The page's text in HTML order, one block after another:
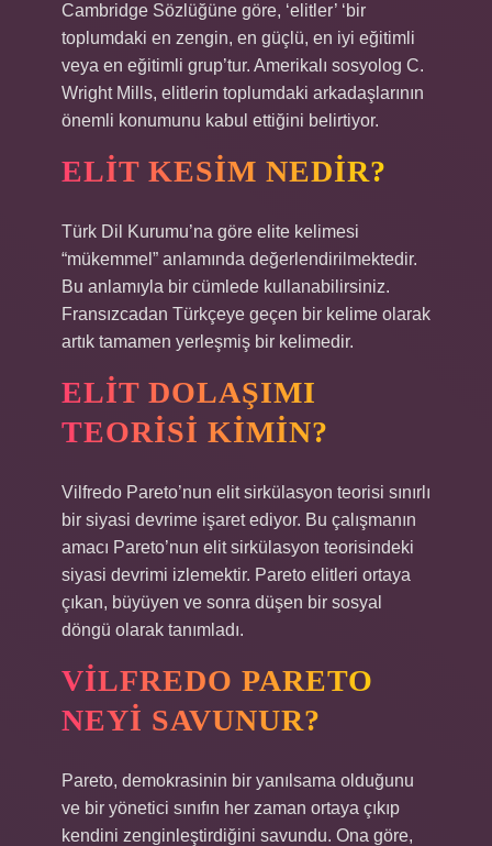
Cambridge Sözlüğüne göre, ‘elitler’ ‘bir
toplumdaki en zengin, en güçlü, en iyi eğitimli
veya en eğitimli grup’tur. Amerikalı sosyolog C.
Wright Mills, elitlerin toplumdaki arkadaşlarının
önemli konumunu kabul ettiğini belirtiyor.
ELIT KESIM NEDIR?
Türk Dil Kurumu’na göre elite kelimesi
“mükemmel” anlamında değerlendirilmektedir.
Bu anlamıyla bir cümlede kullanabilirsiniz.
Fransızcadan Türkçeye geçen bir kelime olarak
artık tamamen yerleşmiş bir kelimedir.
ELIT DOLAŞIMI
TEORISI KIMIN?
Vilfredo Pareto’nun elit sirkülasyon teorisi sınırlı
bir siyasi devrime işaret ediyor. Bu çalışmanın
amacı Pareto’nun elit sirkülasyon teorisindeki
siyasi devrimi izlemektir. Pareto elitleri ortaya
çıkan, büyüyen ve sonra düşen bir sosyal
döngü olarak tanımladı.
VILFREDO PARETO
NEYI SAVUNUR?
Pareto, demokrasinin bir yanılsama olduğunu
ve bir yönetici sınıfın her zaman ortaya çıkıp
kendini zenginleştirdiğini savundu. Ona göre,